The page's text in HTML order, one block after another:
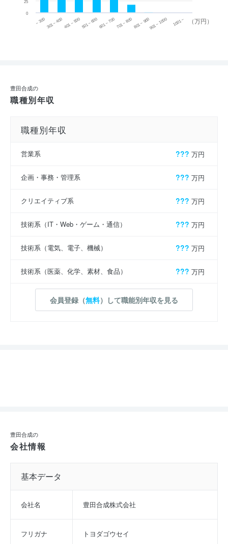
（万円）
~ 300 301 ~ 400 401 ~ 500501 ~ 600601 ~ 700701 ~ 800801 ~ 900901 ~ 1000 1001 ~
0
25
豊田合成の
職種別年収
職種別年収
営業系 ??? 万円
企画・事務・管理系 ??? 万円
クリエイティブ系 ??? 万円
技術系（IT・Web・ゲーム・通信） ??? 万円
技術系（電気、電子、機械） ??? 万円
技術系（医薬、化学、素材、食品） ??? 万円
会員登録（無料）して職能別年収を見る
豊田合成の
会社情報
基本データ
会社名 豊田合成株式会社
フリガナ トヨダゴウセイ